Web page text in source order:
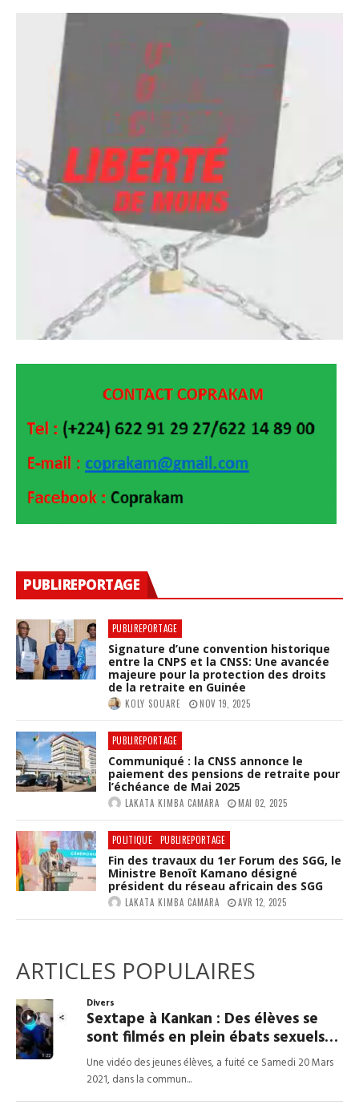
PUBLIREPORTAGE
PUBLIREPORTAGE
Signature d’une convention historique
entre la CNPS et la CNSS: Une avancée
majeure pour la protection des droits
de la retraite en Guinée
KOLY SOUARE NOV 19, 2025
PUBLIREPORTAGE
Communiqué : la CNSS annonce le
paiement des pensions de retraite pour
l’échéance de Mai 2025
LAKATA KIMBA CAMARA MAI 02, 2025
POLITIQUE PUBLIREPORTAGE
Fin des travaux du 1er Forum des SGG, le
Ministre Benoît Kamano désigné
président du réseau africain des SGG
LAKATA KIMBA CAMARA AVR 12, 2025
ARTICLES POPULAIRES